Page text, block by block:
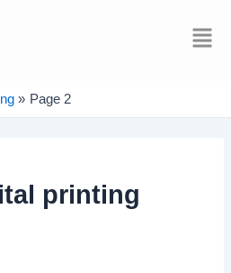
Page 2
printing